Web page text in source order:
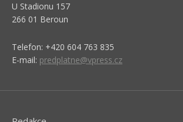
U Stadionu 157
266 01 Beroun
Telefon: +420 604 763 835
E-mail: predplatne@vpress.cz